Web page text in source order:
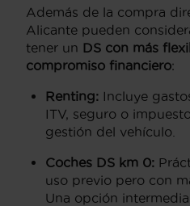
Además de la compra
Alicante pueden
tener un DS con más
compromiso financiero:
Renting: Incluye
ITV, seguro o
gestión del vehículo.
Coches DS km 0:
uso previo pero con
Una opción